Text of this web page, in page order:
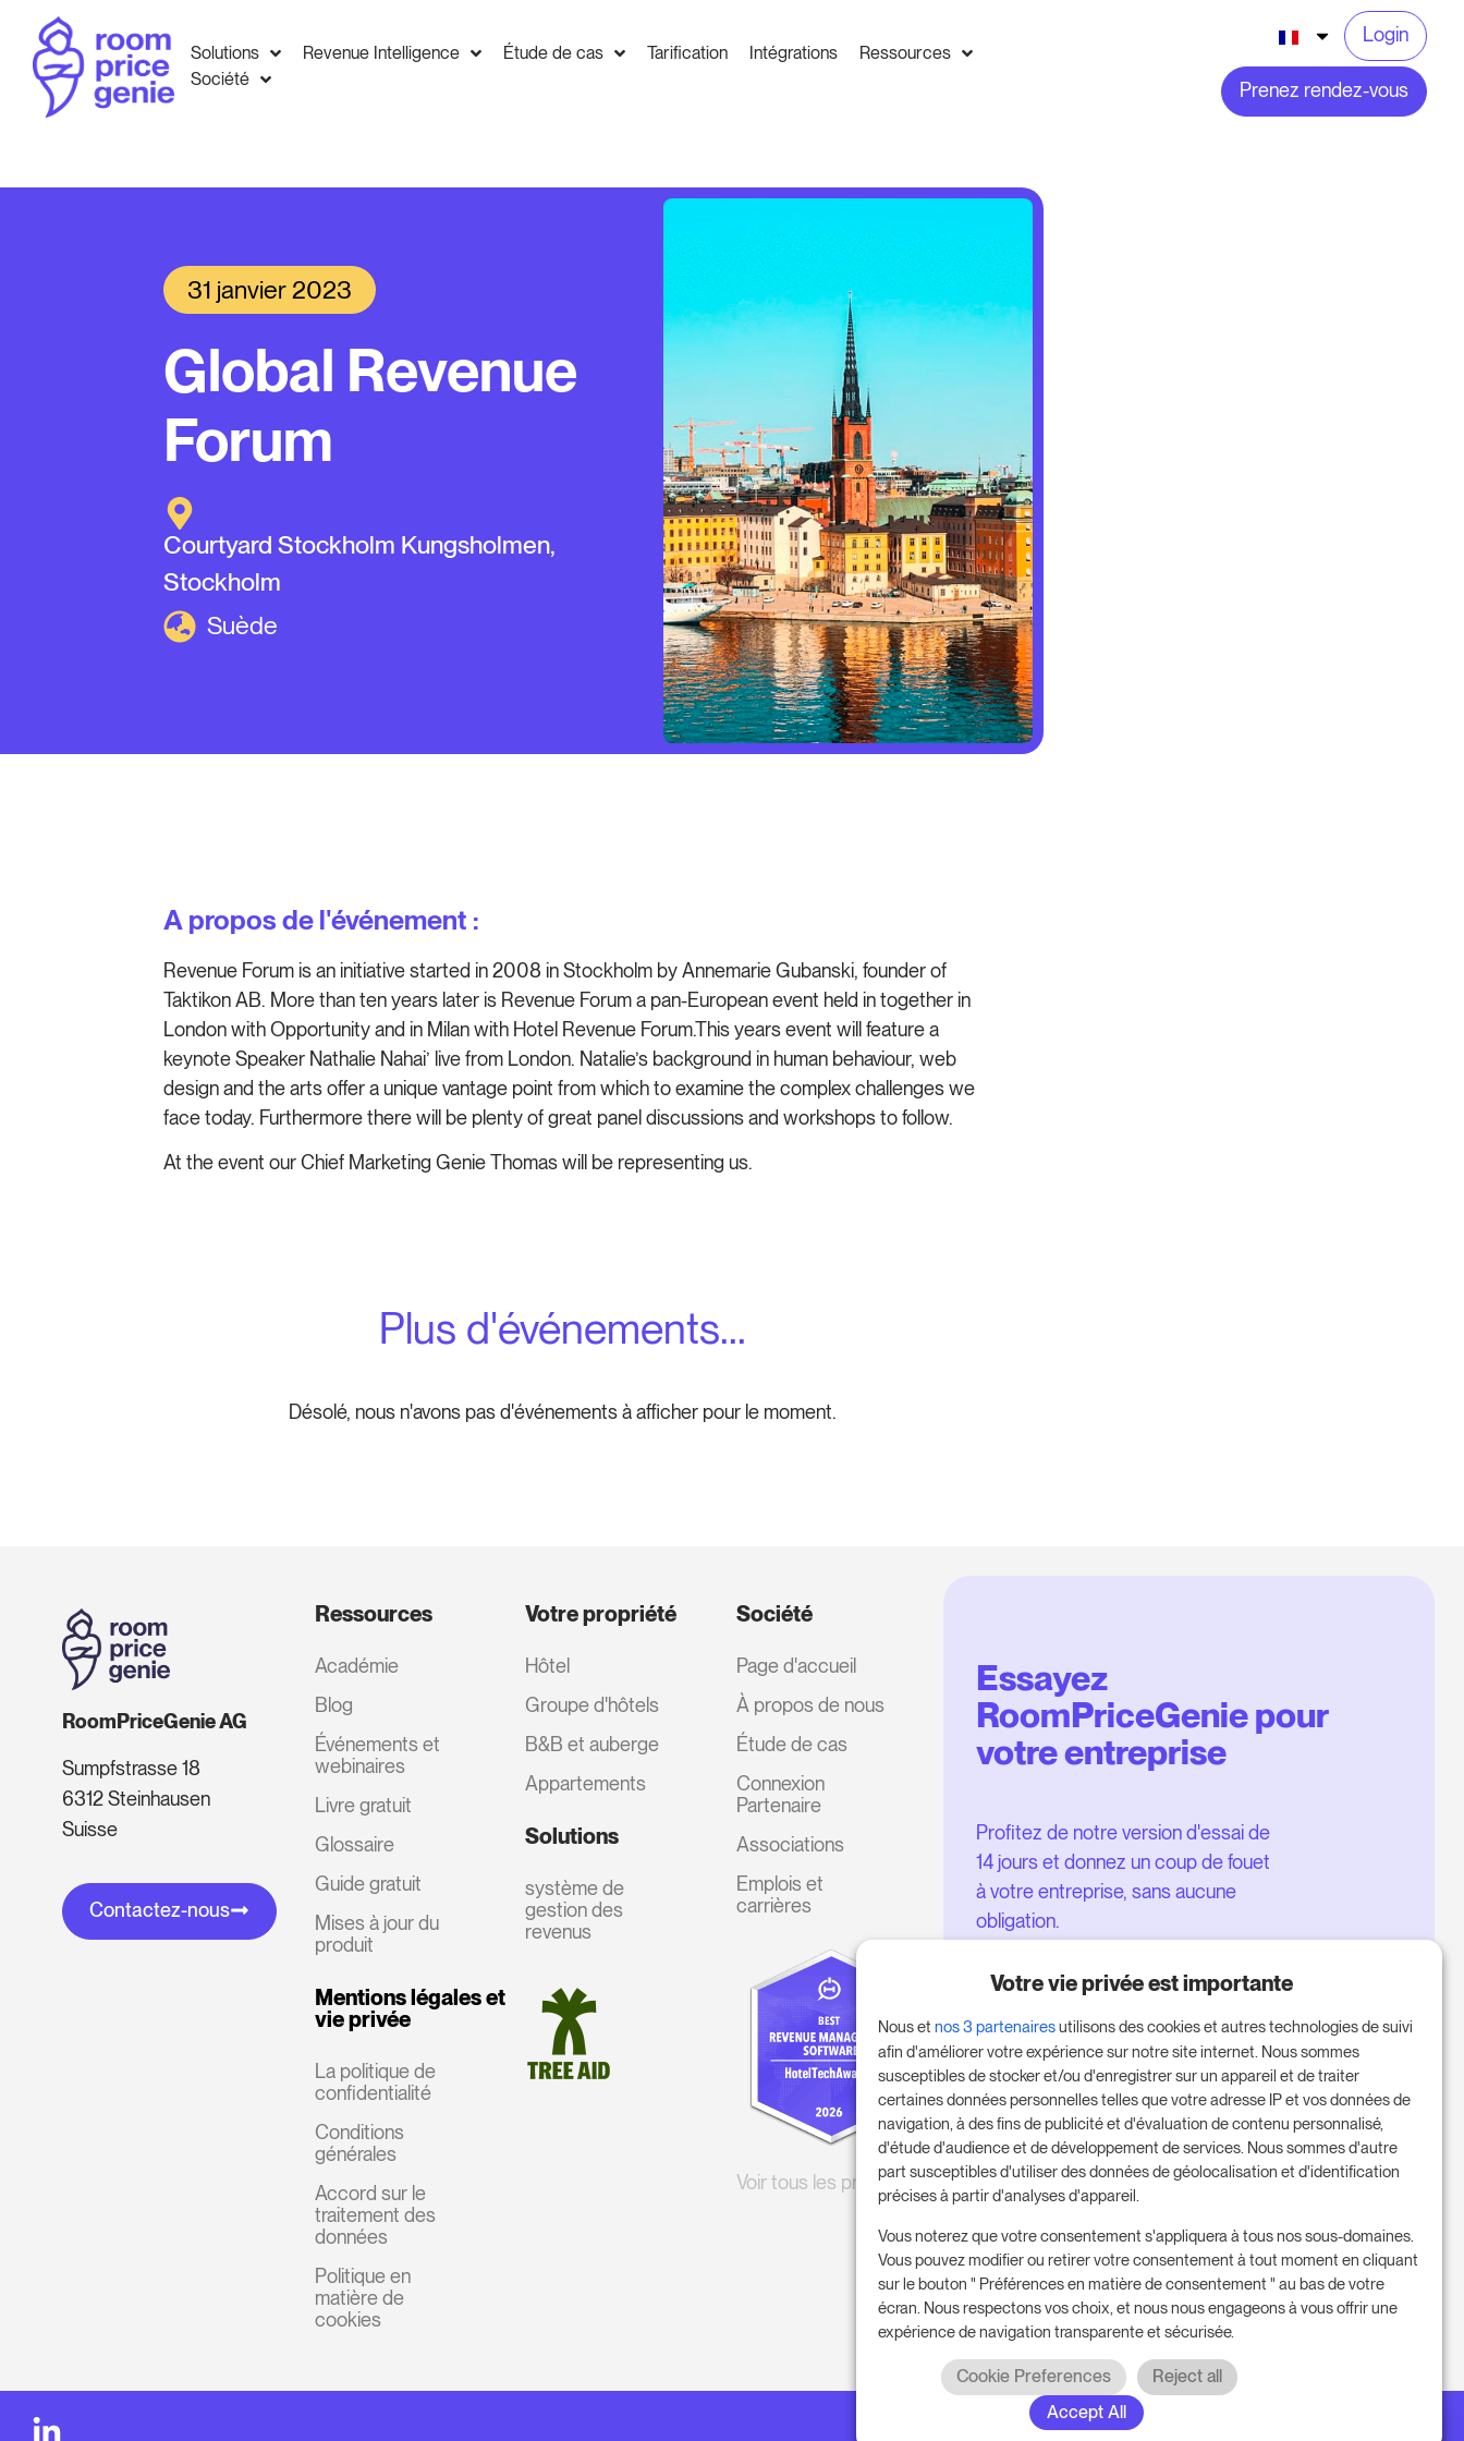
Solutions Revenue Intelligence Étude de cas Tarification Intégrations
Ressources
Société
Login
Prenez rendez-vous
31 janvier 2023
Global Revenue
Forum
Courtyard Stockholm Kungsholmen,
Stockholm
Suède
A propos de l'événement :
Revenue Forum is an initiative started in 2008 in Stockholm by Annemarie Gubanski, founder of
Taktikon AB. More than ten years later is Revenue Forum a pan-European event held in together in
London with Opportunity and in Milan with Hotel Revenue Forum.This years event will feature a
keynote Speaker Nathalie Nahai’ live from London. Natalie’s background in human behaviour, web
design and the arts offer a unique vantage point from which to examine the complex challenges we
face today. Furthermore there will be plenty of great panel discussions and workshops to follow.
At the event our Chief Marketing Genie Thomas will be representing us.
Plus d'événements...
Désolé, nous n'avons pas d'événements à afficher pour le moment.
RoomPriceGenie AG
Sumpfstrasse 18
6312 Steinhausen
Suisse
Contactez-nous
Ressources
Académie
Blog
Événements et
webinaires
Livre gratuit
Glossaire
Guide gratuit
Mises à jour du
produit
Mentions légales et
vie privée
La politique de
confidentialité
Conditions
générales
Accord sur le
traitement des
données
Politique en
matière de
cookies
Votre propriété
Hôtel
Groupe d'hôtels
B&B et auberge
Appartements
Solutions
système de
gestion des
revenus
Société
Page d'accueil
À propos de nous
Étude de cas
Connexion
Partenaire
Associations
Emplois et
carrières
Voir tous les prix
Essayez
RoomPriceGenie pour
votre entreprise
Profitez de notre version d'essai de
14 jours et donnez un coup de fouet
à votre entreprise, sans aucune
obligation.
commencer votre essai gratuit de
14 jours.
Commencer l'essai gratuit
Prenez rendez-vous
© 2017 - 2026. Tous droits réservés. RoomPriceGenie AG
Votre vie privée est importante
Nous etnos 3 partenairesutilisons des cookies et autres technologies de suivi
afin d'améliorer votre expérience sur notre site internet. Nous sommes
susceptibles de stocker et/ou d'enregistrer sur un appareil et de traiter
certaines données personnelles telles que votre adresse IP et vos données de
navigation, à des fins de publicité et d'évaluation de contenu personnalisé,
d'étude d'audience et de développement de services. Nous sommes d'autre
part susceptibles d'utiliser des données de géolocalisation et d'identification
précises à partir d'analyses d'appareil.
Vous noterez que votre consentement s'appliquera à tous nos sous-domaines.
Vous pouvez modifier ou retirer votre consentement à tout moment en cliquant
sur le bouton " Préférences en matière de consentement " au bas de votre
écran. Nous respectons vos choix, et nous nous engageons à vous offrir une
expérience de navigation transparente et sécurisée.
Cookie Preferences
Reject all
Accept All